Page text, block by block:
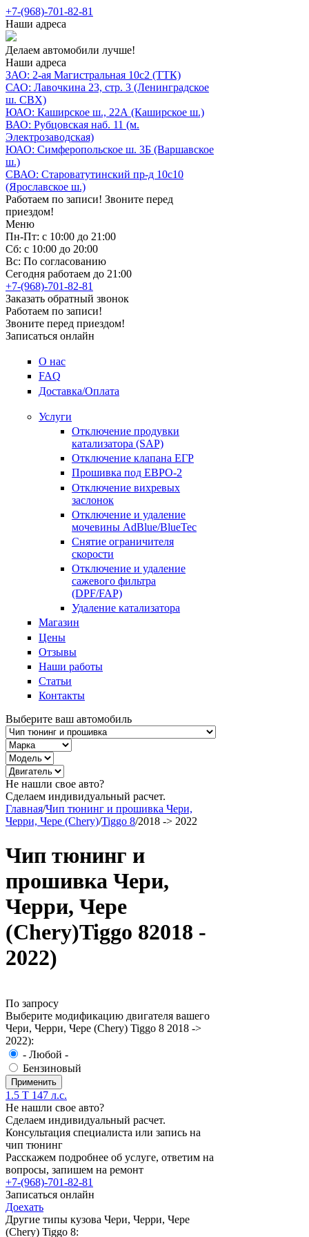
+7-(968)-701-82-81
Наши адреса
Делаем автомобили лучше!
Наши адреса
ЗАО: 2-ая Магистральная 10с2 (ТТК)
САО: Лавочкина 23, стр. 3 (Ленинградское
ш. СВХ)
ЮАО: Каширское ш., 22А (Каширское ш.)
ВАО: Рубцовская наб. 11 (м.
Электрозаводская)
ЮАО: Симферопольское ш. 3Б (Варшавское
ш.)
СВАО: Староватутинский пр-д 10с10
(Ярославское ш.)
Работаем по записи! Звоните перед
приездом!
Меню
Пн-Пт: с 10:00 до 21:00
Сб: с 10:00 до 20:00
Вс: По согласованию
Сегодня работаем до 21:00
+7-(968)-701-82-81
Заказать обратный звонок
Работаем по записи!
Звоните перед приездом!
Записаться онлайн
О нас
FAQ
Доставка/Оплата
Услуги
Отключение продувки
катализатора (SAP)
Отключение клапана ЕГР
Прошивка под ЕВРО-2
Отключение вихревых
заслонок
Отключение и удаление
мочевины AdBlue/BlueTec
Снятие ограничителя
скорости
Отключение и удаление
сажевого фильтра
(DPF/FAP)
Удаление катализатора
Магазин
Цены
Отзывы
Наши работы
Статьи
Контакты
Выберите ваш автомобиль
Не нашли свое авто?
Сделаем индивидуальный расчет.
Главная/Чип тюнинг и прошивка Чери,
Черри, Чере (Chery)/Tiggo 8/2018 -> 2022
Чип тюнинг и
прошивка Чери,
Черри, Чере
(Chery)Tiggo 82018 -
2022)
По запросу
Выберите модификацию двигателя вашего
Чери, Черри, Чере (Chery) Tiggo 8 2018 ->
2022):
- Любой -
Бензиновый
1.5 T 147 л.с.
Не нашли свое авто?
Сделаем индивидуальный расчет.
Консультация специалиста или запись на
чип тюнинг
Расскажем подробнее об услуге, ответим на
вопросы, запишем на ремонт
+7-(968)-701-82-81
Записаться онлайн
Доехать
Другие типы кузова Чери, Черри, Чере
(Chery) Tiggo 8: